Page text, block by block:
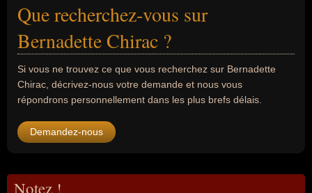
Que recherchez-vous sur
Bernadette Chirac ?
Si vous ne trouvez ce que vous recherchez sur Bernadette
Chirac, décrivez-nous votre demande et nous vous
répondrons personnellement dans les plus brefs délais.
Demandez-nous
Notez !